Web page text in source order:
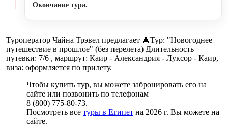
Окончание тура.
Туроператор Чайна Трэвел предлагает 🎄Тур: "Новогоднее
путешествие в прошлое" (без перелета) Длительность
путевки: 7/6 , маршрут: Каир - Александрия - Луксор - Каир,
виза: оформляется по прилету.
Чтобы купить тур, вы можете забронировать его на
сайте или позвонить по телефонам
8 (800) 775-80-73.
Посмотреть все туры в Египет на 2026 г. Вы можете на
сайте.